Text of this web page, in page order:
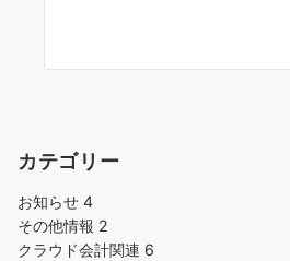
カテゴリー
お知らせ 4
その他情報 2
クラウド会計関連 6